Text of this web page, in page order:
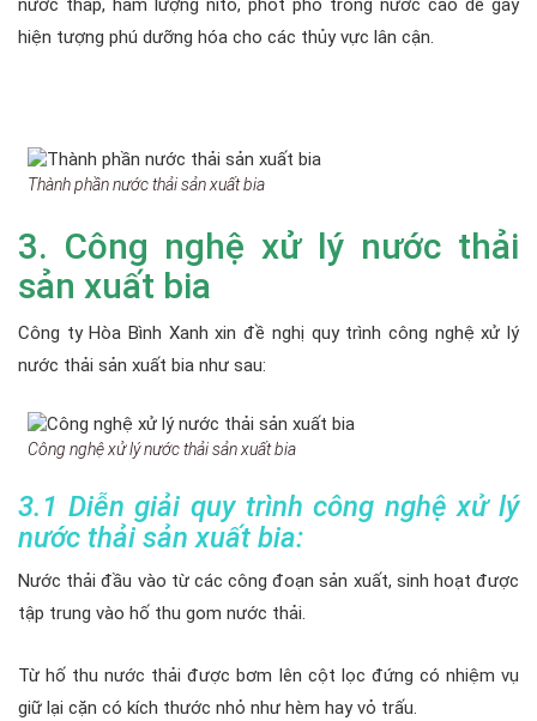
nước thấp, hàm lượng nito, phốt pho trong nước cao dễ gây
hiện tượng phú dưỡng hóa cho các thủy vực lân cận.
Thành phần nước thải sản xuất bia
3. Công nghệ xử lý nước thải
sản xuất bia
Công ty Hòa Bình Xanh xin đề nghị quy trình công nghệ xử lý
nước thải sản xuất bia như sau:
Công nghệ xử lý nước thải sản xuất bia
3.1 Diễn giải quy trình công nghệxử lý
nước thải sản xuất bia:
Nước thải đầu vào từ các công đoạn sản xuất, sinh hoạt được
tập trung vào hố thu gom nước thải.
Từ hố thu nước thải được bơm lên cột lọc đứng có nhiệm vụ
giữ lại cặn có kích thước nhỏ như hèm hay vỏ trấu.